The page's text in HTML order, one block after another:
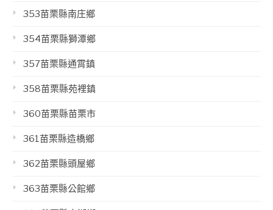
353苗栗縣南庄鄉
354苗栗縣獅潭鄉
357苗栗縣通霄鎮
358苗栗縣苑裡鎮
360苗栗縣苗栗市
361苗栗縣造橋鄉
362苗栗縣頭屋鄉
363苗栗縣公館鄉